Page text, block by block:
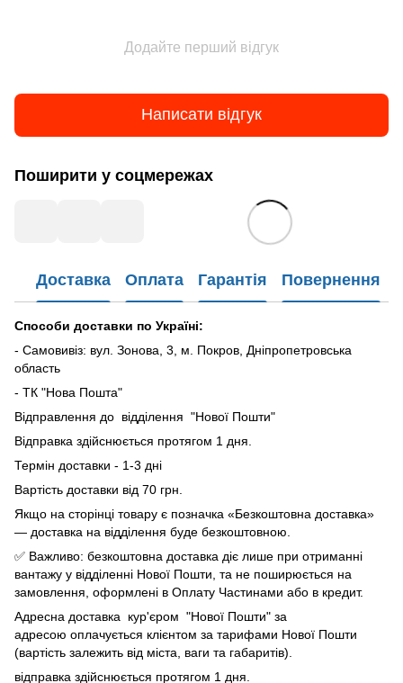
Додайте перший відгук
Написати відгук
Поширити у соцмережах
Доставка Оплата Гарантія Повернення
Способи доставки по Україні:
- Самовивіз: вул. Зонова, 3, м. Покров, Дніпропетровська
область
- ТК "Нова Пошта"
Відправлення до відділення "Нової Пошти"
Відправка здійснюється протягом 1 дня.
Термін доставки - 1-3 дні
Вартість доставки від 70 грн.
Якщо на сторінці товару є позначка «Безкоштовна доставка»
— доставка на відділення буде безкоштовною.
✅ Важливо: безкоштовна доставка діє лише при отриманні
вантажу у відділенні Нової Пошти, та не поширюється на
замовлення, оформлені в Оплату Частинами або в кредит.
Адресна доставка кур'єром "Нової Пошти" за
адресою оплачується клієнтом за тарифами Нової Пошти
(вартість залежить від міста, ваги та габаритів).
відправка здійснюється протягом 1 дня.